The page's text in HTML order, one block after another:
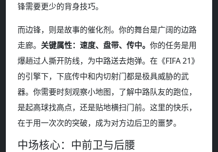
锋需要更少的背身技巧。
而边锋，则是故事的催化剂。你的舞台是广阔的边路
走廊。 关键属性：速度、盘带、传中。 你的任务是用
爆趟过人撕开防线，为中路送去炮弹。在《FIFA 21》
的引擎下，下底传中和内切射门都是极具威胁的武
器。你需要时刻观察小地图，了解中路队友的跑位，
是起高球找高点，还是贴地横扫门前。这里的快乐，
在于用一次次的突破，成为对方边后卫的噩梦。
中场核心：中前卫与后腰